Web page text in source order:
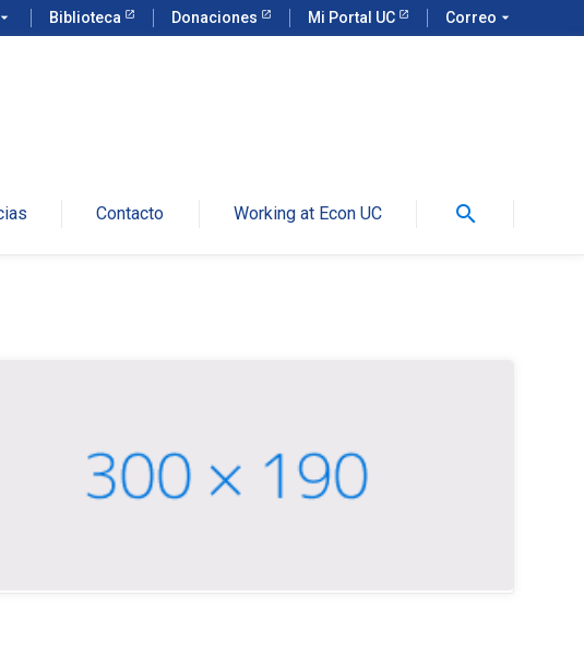
arrow_drop_down Biblioteca Donaciones Mi Portal UC Correo arrow_drop_down
Contacto Working at Econ UC search